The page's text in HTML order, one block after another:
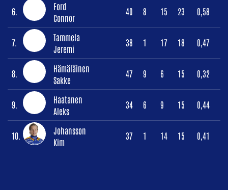
6.
Ford
Connor
40 8 15 23 0,58
7.
Tammela
Jeremi
38 1 17 18 0,47
8.
Hämäläinen
Sakke
47 9 6 15 0,32
9.
Haatanen
Aleks
34 6 9 15 0,44
10.
Johansson
Kim
37 1 14 15 0,41